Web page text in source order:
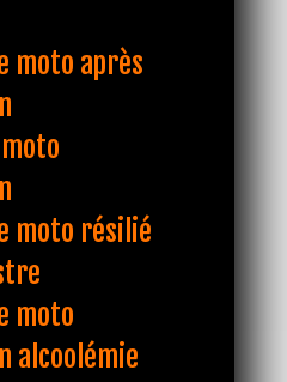
moto après
moto résilié
moto
alcoolémie